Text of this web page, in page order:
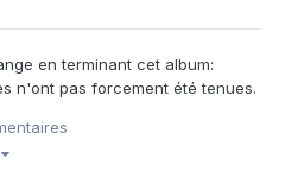
en terminant cet album:
n'ont pas forcement été tenues.
souvent récurrents. Cet histoire
d'un prêtre...